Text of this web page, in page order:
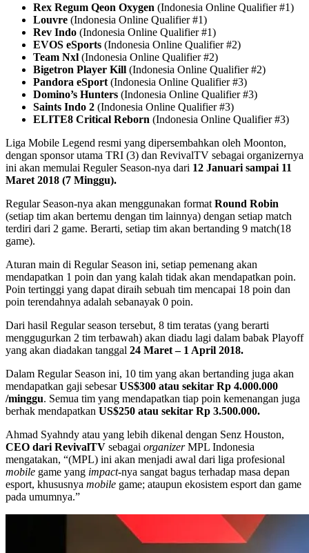
Rex Regum Qeon Oxygen (Indonesia Online Qualifier #1)
Louvre (Indonesia Online Qualifier #1)
Rev Indo (Indonesia Online Qualifier #1)
EVOS eSports (Indonesia Online Qualifier #2)
Team Nxl (Indonesia Online Qualifier #2)
Bigetron Player Kill (Indonesia Online Qualifier #2)
Pandora eSport (Indonesia Online Qualifier #3)
Domino’s Hunters (Indonesia Online Qualifier #3)
Saints Indo 2 (Indonesia Online Qualifier #3)
ELITE8 Critical Reborn (Indonesia Online Qualifier #3)
Liga Mobile Legend resmi yang dipersembahkan oleh Moonton,
dengan sponsor utama TRI (3) dan RevivalTV sebagai organizernya
ini akan memulai Reguler Season-nya dari 12 Januari sampai 11
Maret 2018 (7 Minggu).
Regular Season-nya akan menggunakan format Round Robin
(setiap tim akan bertemu dengan tim lainnya) dengan setiap match
terdiri dari 2 game. Berarti, setiap tim akan bertanding 9 match(18
game).
Aturan main di Regular Season ini, setiap pemenang akan
mendapatkan 1 poin dan yang kalah tidak akan mendapatkan poin.
Poin tertinggi yang dapat diraih sebuah tim mencapai 18 poin dan
poin terendahnya adalah sebanayak 0 poin.
Dari hasil Regular season tersebut, 8 tim teratas (yang berarti
menggugurkan 2 tim terbawah) akan diadu lagi dalam babak Playoff
yang akan diadakan tanggal 24 Maret – 1 April 2018.
Dalam Regular Season ini, 10 tim yang akan bertanding juga akan
mendapatkan gaji sebesarUS$300 atau sekitar Rp 4.000.000
/minggu. Semua tim yang mendapatkan tiap poin kemenangan juga
berhak mendapatkan US$250 atau sekitar Rp 3.500.000.
Ahmad Syahndy atau yang lebih dikenal dengan Senz Houston,
CEO dari RevivalTV sebagai organizerMPL Indonesia
mengatakan, “(MPL) ini akan menjadi awal dari liga profesional
mobile game yang impact-nya sangat bagus terhadap masa depan
esport, khususnya mobile game; ataupun ekosistem esport dan game
pada umumnya.”